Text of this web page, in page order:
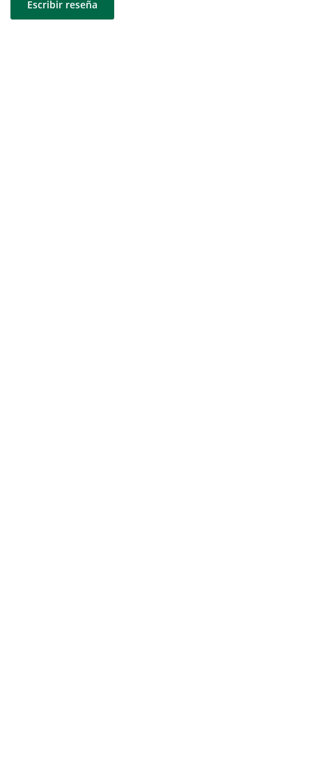
Escribir reseña